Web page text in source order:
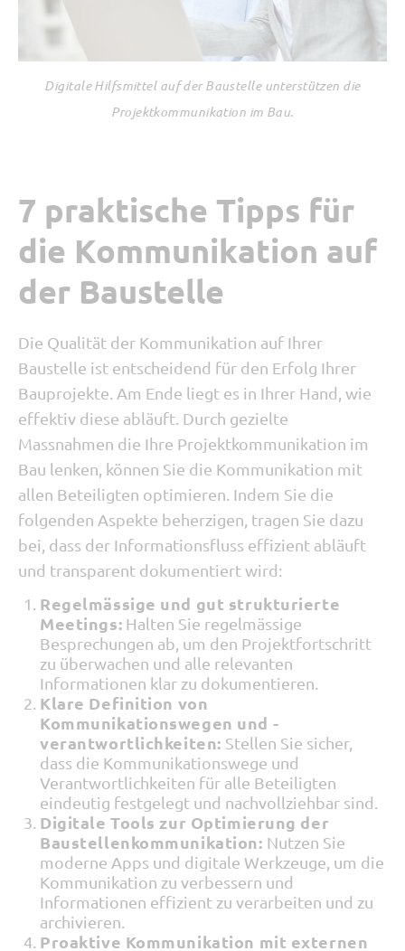
Digitale Hilfsmittel auf der Baustelle unterstützen die
Projektkommunikation im Bau.
7 praktische Tipps für
die Kommunikation auf
der Baustelle
Die Qualität der Kommunikation auf Ihrer
Baustelle ist entscheidend für den Erfolg Ihrer
Bauprojekte. Am Ende liegt es in Ihrer Hand, wie
effektiv diese abläuft. Durch gezielte
Massnahmen die Ihre Projektkommunikation im
Bau lenken, können Sie die Kommunikation mit
allen Beteiligten optimieren. Indem Sie die
folgenden Aspekte beherzigen, tragen Sie dazu
bei, dass der Informationsfluss effizient abläuft
und transparent dokumentiert wird:
Regelmässige und gut strukturierte
Meetings: Halten Sie regelmässige
Besprechungen ab, um den Projektfortschritt
zu überwachen und alle relevanten
Informationen klar zu dokumentieren.
Klare Definition von
Kommunikationswegen und -
verantwortlichkeiten: Stellen Sie sicher,
dass die Kommunikationswege und
Verantwortlichkeiten für alle Beteiligten
eindeutig festgelegt und nachvollziehbar sind.
Digitale Tools zur Optimierung der
Baustellenkommunikation: Nutzen Sie
moderne Apps und digitale Werkzeuge, um die
Kommunikation zu verbessern und
Informationen effizient zu verarbeiten und zu
archivieren.
Proaktive Kommunikation mit externen